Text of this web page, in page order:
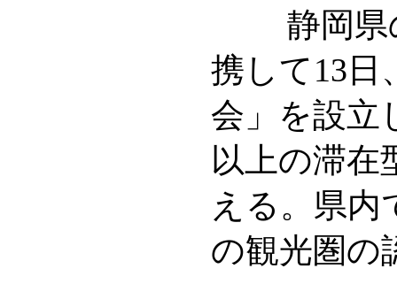
静岡県の
携して13日
会」を設立
以上の滞在
える。県内
の観光圏の